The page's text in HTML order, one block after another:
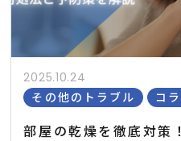
2025.10.24
その他のトラブル
コ
部屋の乾燥を徹底対策